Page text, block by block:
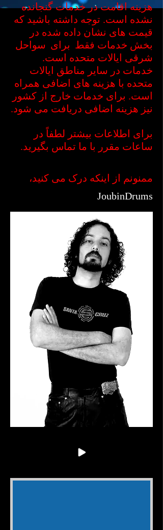
هزینه اقامت در خدمات گنجانده
نشده است. توجه داشته باشید که
قیمت های نشان داده شده در
بخش خدمات فقط برای سواحل
شرقی ایالات متحده است.
خدمات در سایر مناطق ایالات
متحده با هزینه های اضافی همراه
است. برای خدمات خارج از کشور
نیز هزینه اضافی دریافت می شود.
برای اطلاعات بیشتر لطفاً در
ساعات مقرر با ما تماس بگیرید.
ممنونم از اینکه درک می کنید،
JoubinDrums